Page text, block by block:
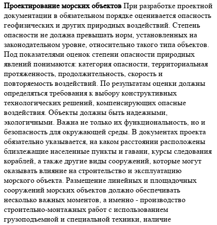
Проектирование морских объектов При разработке проектной
документации в обязательном порядке оценивается опасность
геофизических и других природных воздействий. Степень
опасности не должна превышать норм, установленных на
законодательном уровне, относительно такого типа объектов.
Под показателями оценок степени опасности природных
явлений понимаются: категория опасности, территориальная
протяженность, продолжительность, скорость и
повторяемость воздействий. По результатам оценки должны
определяться требования к выбору конструктивных
технологических решений, компенсирующих опасные
воздействия. Объекты должны быть надежными,
экологичными. Важна не только их функциональность, но и
безопасность для окружающей среды. В документах проекта
обязательно указывается, на каком расстоянии расположены
близлежащие населенные пункты и гавани, курсы следования
кораблей, а также другие виды сооружений, которые могут
оказывать влияние на строительство и эксплуатацию
морского объекта. Размещение линейных и площадочных
сооружений морских объектов должно обеспечивать
несколько важных моментов, а именно - производство
строительно-монтажных работ с использованием
грузоподъемной и специальной техники, наличие